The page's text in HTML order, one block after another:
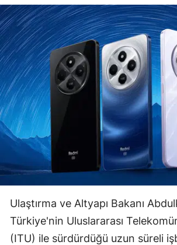
Ulaştırma ve Altyapı Bakanı
Türkiye'nin Uluslararası
(ITU) ile sürdürdüğü uzun süreli